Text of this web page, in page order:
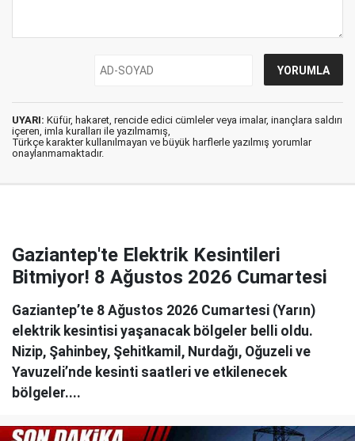
UYARI: Küfür, hakaret, rencide edici cümleler veya imalar, inançlara saldırı
içeren, imla kuralları ile yazılmamış,
Türkçe karakter kullanılmayan ve büyük harflerle yazılmış yorumlar
onaylanmamaktadır.
Gaziantep'te Elektrik Kesintileri
Bitmiyor! 8 Ağustos 2026 Cumartesi
Gaziantep’te 8 Ağustos 2026 Cumartesi (Yarın)
elektrik kesintisi yaşanacak bölgeler belli oldu.
Nizip, Şahinbey, Şehitkamil, Nurdağı, Oğuzeli ve
Yavuzeli’nde kesinti saatleri ve etkilenecek
bölgeler....